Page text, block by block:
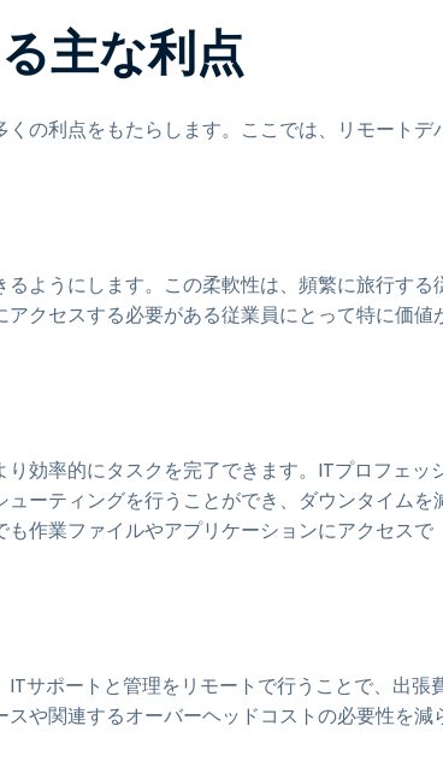
主な利点
の利点をもたらします。ここでは、リモートデ
ようにします。この柔軟性は、頻繁に旅行する
クセスする必要がある従業員にとって特に価値
効率的にタスクを完了できます。ITプロフェッ
ーティングを行うことができ、ダウンタイムを
作業ファイルやアプリケーションにアクセスで
サポートと管理をリモートで行うことで、出張
や関連するオーバーヘッドコストの必要性を減